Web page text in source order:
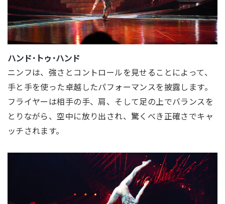
ハンド･トゥ･ハンド
ニンフは、強さとコントロールを見せることによって、
手と手を使った卓越したパフォーマンスを披露します。
フライヤーは相手の手、肩、
そして足の上でバランスを
とりながら、空中に放り出され、驚くべき正確さでキャ
ッチされます。